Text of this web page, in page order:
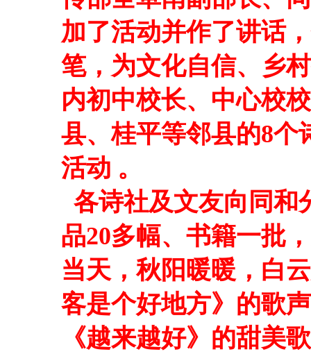
加了活动并作了讲话
笔，为文化自信、乡
内初中校长、中心校
县、桂平等邻县的8个
活动 。
各诗社及文友向同和
品20多幅、书籍一批
当天，秋阳暖暖，白
客是个好地方》的歌
《越来越好》的甜美